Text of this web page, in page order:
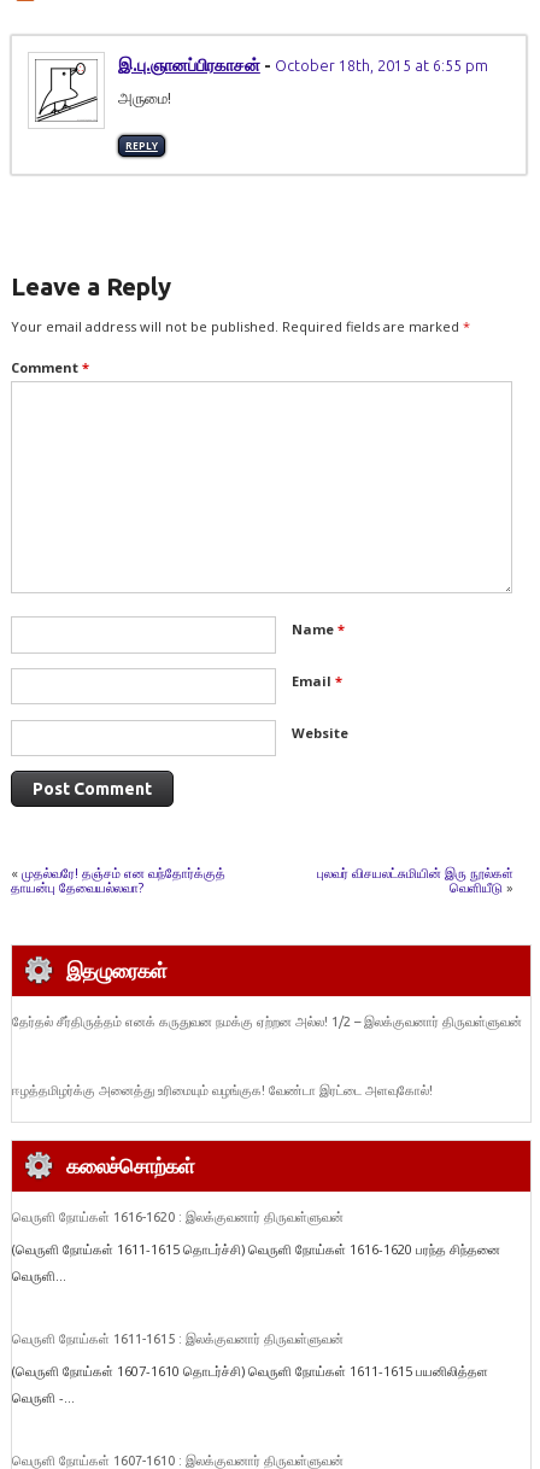
இ.பு.ஞானப்பிரகாசன் - October 18th, 2015 at 6:55 pm
அருமை!
REPLY
Leave a Reply
Your email address will not be published. Required fields are marked *
Comment *
Name *
Email *
Website
« முதல்வரே! தஞ்சம் என வந்தோர்க்குத்
தாயன்பு தேவையல்லவா?
புலவர் விசயலட்சுமியின் இரு நூல்கள்
வெளியீடு »
இதழுரைகள்
தேர்தல் சீர்திருத்தம் எனக் கருதுவன நமக்கு ஏற்றன அல்ல! 1/2 – இலக்குவனார் திருவள்ளுவன்
ஈழத்தமிழர்க்கு அனைத்து உரிமையும் வழங்குக! வேண்டா இரட்டை அளவுகோல்!
கலைச்சொற்கள்
வெருளி நோய்கள் 1616-1620 : இலக்குவனார் திருவள்ளுவன்
(வெருளி நோய்கள் 1611-1615 தொடர்ச்சி) வெருளி நோய்கள் 1616-1620 பரந்த சிந்தனை
வெருளி...
வெருளி நோய்கள் 1611-1615 : இலக்குவனார் திருவள்ளுவன்
(வெருளி நோய்கள் 1607-1610 தொடர்ச்சி) வெருளி நோய்கள் 1611-1615 பயனிலித்தள
வெருளி -...
வெருளி நோய்கள் 1607-1610 : இலக்குவனார் திருவள்ளுவன்